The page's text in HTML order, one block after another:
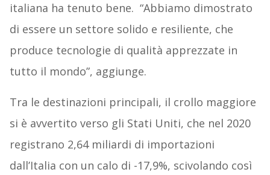
italiana ha tenuto bene. “Abbiamo dimostrato
di essere un settore solido e resiliente, che
produce tecnologie di qualità apprezzate in
tutto il mondo”, aggiunge.
Tra le destinazioni principali, il crollo maggiore
si è avvertito verso gli Stati Uniti, che nel 2020
registrano 2,64 miliardi di importazioni
dall’Italia con un calo di -17,9%, scivolando così